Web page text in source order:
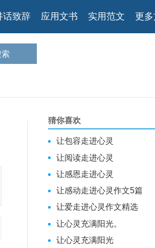
话致辞 应用文书 实用范文 更
猜你喜欢
让包容走进心灵
让阅读走进心灵
让感恩走进心灵
让感动走进心灵作文5篇
让爱走进心灵作文精选
让心灵充满阳光。
让心灵充满阳光